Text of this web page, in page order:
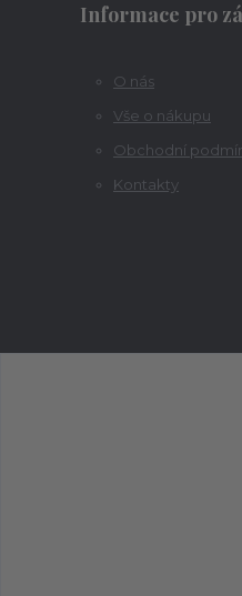
Informace pro
O nás
Vše o nákupu
Obchodní
Kontakty